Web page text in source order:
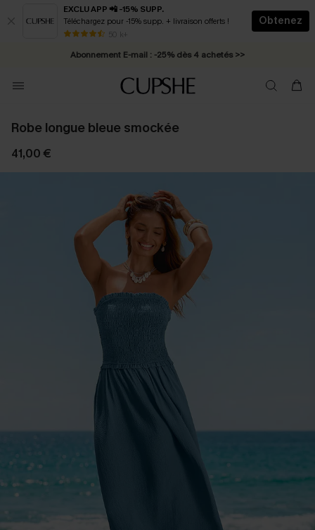
EXCLU APP 📲 -15% SUPP.
Téléchargez pour -15% supp. + livraison offerts !
50 k+
Obtenez
* Livraison éclair 2-3 jours ouvrés >>
Abonnement E-mail : -25% dès 4 achetés >>
Robe longue bleue smockée
41,00 €